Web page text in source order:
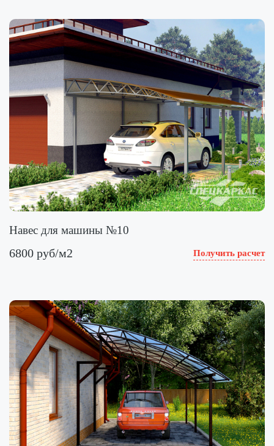
Навес для машины №10
6800 руб/м2 Получить расчет